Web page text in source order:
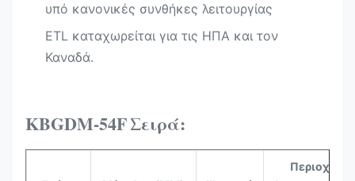
υπό κανονικές συνθήκες λειτουργίας
ETL καταχωρείται για τις ΗΠΑ και τον
Καναδά.
KBGDM-54FΣειρά:
Περιοχή